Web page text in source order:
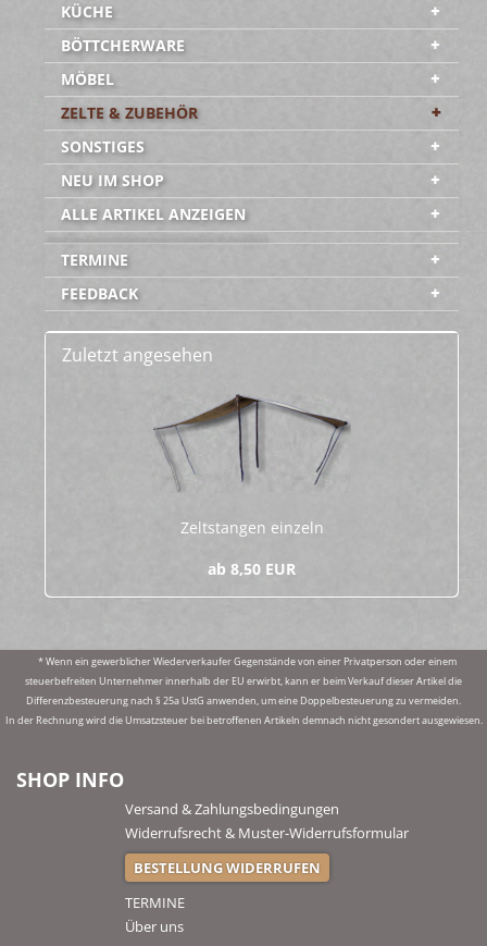
KÜCHE
BÖTTCHERWARE
MÖBEL
ZELTE & ZUBEHÖR
SONSTIGES
NEU IM SHOP
ALLE ARTIKEL ANZEIGEN
-----------------------------------------
TERMINE
FEEDBACK
Zuletzt angesehen
Zelt­stan­gen ein­zeln
ab 8,50 EUR
* Wenn ein gewerblicher Wiederverkaufer Gegenstände von einer Privatperson oder einem
steuerbefreiten Unternehmer innerhalb der EU erwirbt, kann er beim Verkauf dieser Artikel die
Differenzbesteuerung nach § 25a UstG anwenden, um eine Doppelbesteuerung zu vermeiden.
In der Rechnung wird die Umsatzsteuer bei betroffenen Artikeln demnach nicht gesondert ausgewiesen.
SHOP INFO
Versand & Zahlungsbedingungen
Widerrufsrecht & Muster-Widerrufsformular
BESTELLUNG WIDERRUFEN
TERMINE
Über uns